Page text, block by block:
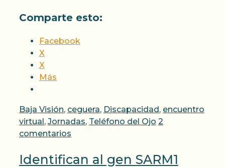
Comparte esto:
Facebook
X
X
Más
Categorías
Baja Visión, ceguera, Discapacidad , encuentro
virtual , Jornadas, Teléfono del Ojo 2
comentarios
Identifican al gen SARM1